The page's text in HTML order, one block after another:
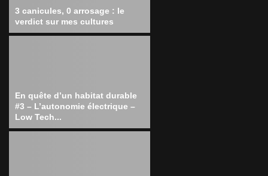
3 canicules, 0 arrosage : le
verdict sur mes cultures
En quête d’un habitat durable
#3 – L’autonomie électrique –
Low Tech...